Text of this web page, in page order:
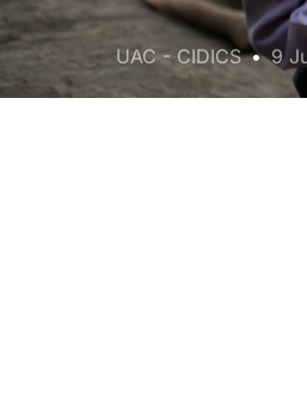
UAC - CIDICS 9